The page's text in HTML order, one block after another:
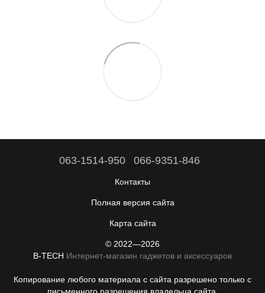
063-1514-950 066-9351-846
Контакты
Полная версия сайта
Карта сайта
© 2022—2026
B-TECH Интернет-магазин гаджетов и аксессуаров
Копирование любого материала с сайта разрешено только с